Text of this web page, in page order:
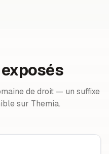
de droit — un suffixe
sur Themia.